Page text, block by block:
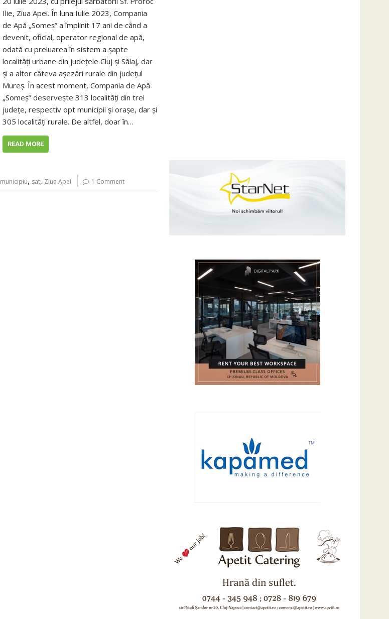
Ilie, Ziua Apei. În luna Iulie 2023, Compania
de Apă „Someș” a împlinit 17 ani de când a
devenit, oficial, operator regional de apă,
odată cu preluarea în sistem a șapte
localități urbane din județele Cluj și Sălaj, dar
și a altor câteva așezări rurale din județul
Mureș. În acest moment, Compania de Apă
„Someș” deservește 313 localități din trei
județe, respectiv opt municipii și orașe, dar și
305 localități rurale. De altfel, doar în…
READ MORE
municipiu, sat, Ziua Apei 1 Comment